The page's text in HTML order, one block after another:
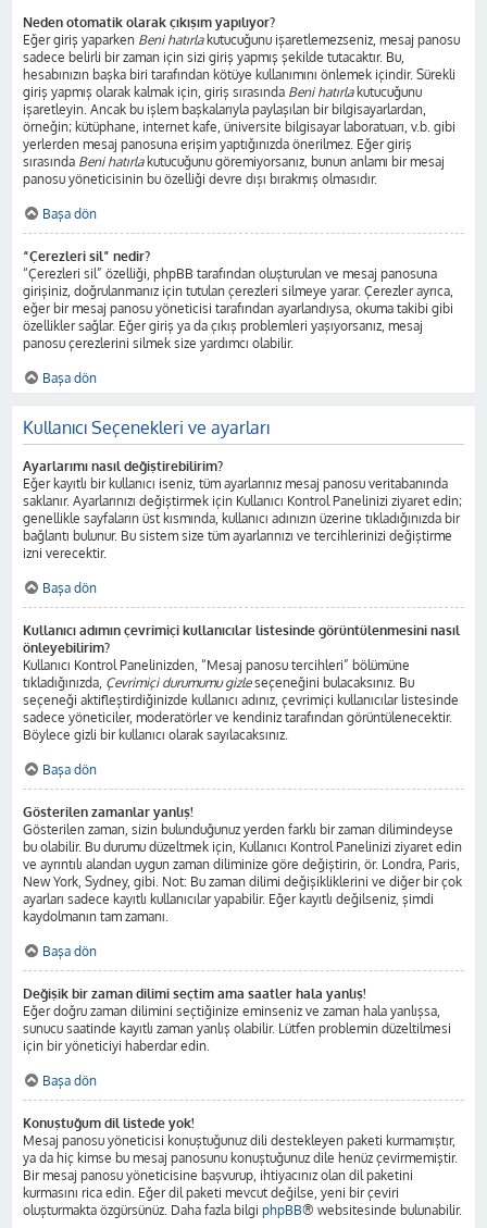
Neden otomatik olarak çıkışım yapılıyor?
Eğer giriş yaparken Beni hatırlakutucuğunu işaretlemezseniz, mesaj panosu
sadece belirli bir zaman için sizi giriş yapmış şekilde tutacaktır. Bu,
hesabınızın başka biri tarafından kötüye kullanımını önlemek içindir. Sürekli
giriş yapmış olarak kalmak için, giriş sırasında Beni hatırlakutucuğunu
işaretleyin. Ancak bu işlem başkalarıyla paylaşılan bir bilgisayarlardan,
örneğin; kütüphane, internet kafe, üniversite bilgisayar laboratuarı, v.b. gibi
yerlerden mesaj panosuna erişim yaptığınızda önerilmez. Eğer giriş
sırasında Beni hatırlakutucuğunu göremiyorsanız, bunun anlamı bir mesaj
panosu yöneticisinin bu özelliği devre dışı bırakmış olmasıdır.
Başa dön
“Çerezleri sil” nedir?
“Çerezleri sil” özelliği, phpBB tarafından oluşturulan ve mesaj panosuna
girişiniz, doğrulanmanız için tutulan çerezleri silmeye yarar. Çerezler ayrıca,
eğer bir mesaj panosu yöneticisi tarafından ayarlandıysa, okuma takibi gibi
özellikler sağlar. Eğer giriş ya da çıkış problemleri yaşıyorsanız, mesaj
panosu çerezlerini silmek size yardımcı olabilir.
Başa dön
Kullanıcı Seçenekleri ve ayarları
Ayarlarımı nasıl değiştirebilirim?
Eğer kayıtlı bir kullanıcı iseniz, tüm ayarlarınız mesaj panosu veritabanında
saklanır. Ayarlarınızı değiştirmek için Kullanıcı Kontrol Panelinizi ziyaret edin;
genellikle sayfaların üst kısmında, kullanıcı adınızın üzerine tıkladığınızda bir
bağlantı bulunur. Bu sistem size tüm ayarlarınızı ve tercihlerinizi değiştirme
izni verecektir.
Başa dön
Kullanıcı adımın çevrimiçi kullanıcılar listesinde görüntülenmesini nasıl
önleyebilirim?
Kullanıcı Kontrol Panelinizden, “Mesaj panosu tercihleri” bölümüne
tıkladığınızda, Çevrimiçi durumumu gizleseçeneğini bulacaksınız. Bu
seçeneği aktifleştirdiğinizde kullanıcı adınız, çevrimiçi kullanıcılar listesinde
sadece yöneticiler, moderatörler ve kendiniz tarafından görüntülenecektir.
Böylece gizli bir kullanıcı olarak sayılacaksınız.
Başa dön
Gösterilen zamanlar yanlış!
Gösterilen zaman, sizin bulunduğunuz yerden farklı bir zaman dilimindeyse
bu olabilir. Bu durumu düzeltmek için, Kullanıcı Kontrol Panelinizi ziyaret edin
ve ayrıntılı alandan uygun zaman diliminize göre değiştirin, ör. Londra, Paris,
New York, Sydney, gibi. Not: Bu zaman dilimi değişikliklerini ve diğer bir çok
ayarları sadece kayıtlı kullanıcılar yapabilir. Eğer kayıtlı değilseniz, şimdi
kaydolmanın tam zamanı.
Başa dön
Değişik bir zaman dilimi seçtim ama saatler hala yanlış!
Eğer doğru zaman dilimini seçtiğinize eminseniz ve zaman hala yanlışsa,
sunucu saatinde kayıtlı zaman yanlış olabilir. Lütfen problemin düzeltilmesi
için bir yöneticiyi haberdar edin.
Başa dön
Konuştuğum dil listede yok!
Mesaj panosu yöneticisi konuştuğunuz dili destekleyen paketi kurmamıştır,
ya da hiç kimse bu mesaj panosunu konuştuğunuz dile henüz çevirmemiştir.
Bir mesaj panosu yöneticisine başvurup, ihtiyacınız olan dil paketini
kurmasını rica edin. Eğer dil paketi mevcut değilse, yeni bir çeviri
oluşturmakta özgürsünüz. Daha fazla bilgi phpBB® websitesinde bulunabilir.